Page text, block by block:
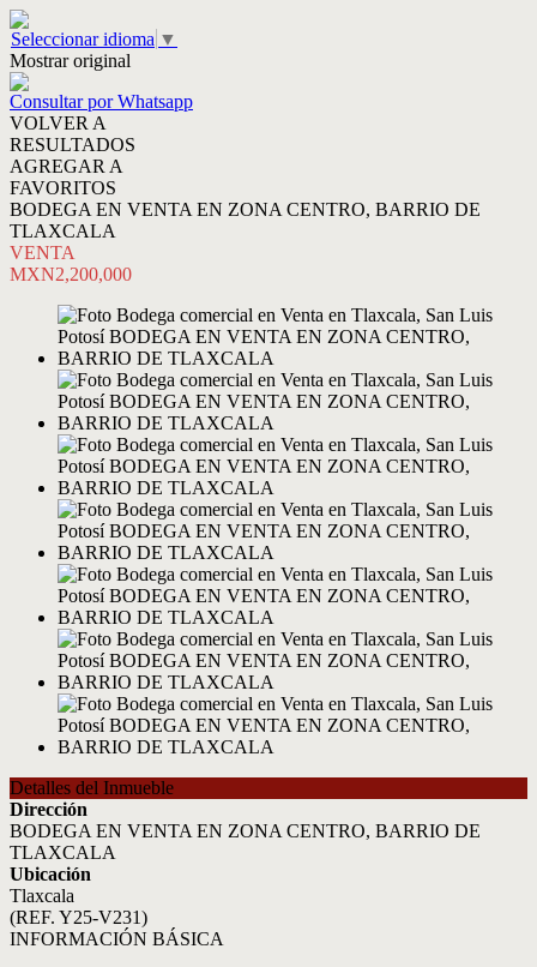
Seleccionar idioma ▼
Mostrar original
Consultar por Whatsapp
VOLVER A
RESULTADOS
AGREGAR A
FAVORITOS
BODEGA EN VENTA EN ZONA CENTRO, BARRIO DE
TLAXCALA
VENTA
MXN2,200,000
Detalles del Inmueble
Dirección
BODEGA EN VENTA EN ZONA CENTRO, BARRIO DE
TLAXCALA
Ubicación
Tlaxcala
(REF. Y25-V231)
INFORMACIÓN BÁSICA